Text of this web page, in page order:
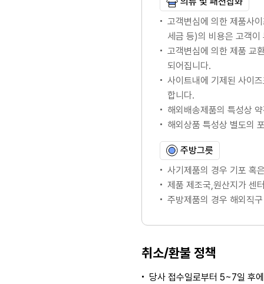
고객변심에 의한 제품사
세금 등)의 비용은 고객이
고객변심에 의한 제품 교
되어집니다.
사이트내에 기제된 사이
합니다.
해외배송제품의 특성상
해외상품 특성상 별도의
주방그릇
사기제품의 경우 기포 혹
제품 제조국,원산지가 센
주방제품의 경우 해외직
취소/환불 정책
당사 접수일로부터 5~7일 후